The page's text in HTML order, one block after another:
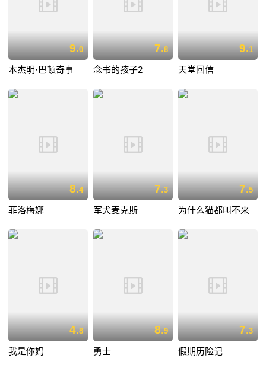
9.0
本杰明·巴顿奇事
7.8
念书的孩子2
9.1
天堂回信
8.4
菲洛梅娜
7.3
军犬麦克斯
7.5
为什么猫都叫不来
4.8
我是你妈
8.9
勇士
7.3
假期历险记